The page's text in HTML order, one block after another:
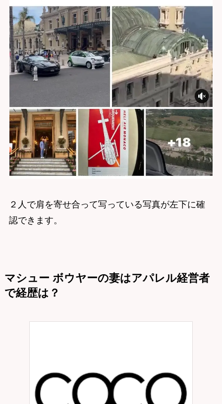
２人で肩を寄せ合って写っている写真が左下に確
認できます。
マシュー ボウヤーの妻はアパレル経営者
で経歴は？